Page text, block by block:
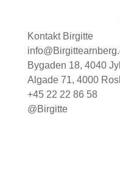
Kontakt Birgitte
Bygaden 18, 4040
Algade 71, 4000
+45 22 22 86 58
@Birgitte